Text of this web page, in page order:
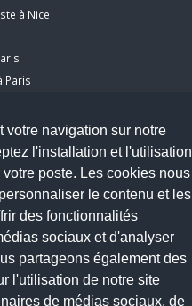
votre navigation sur notre
l'installation et l'utilisation
poste. Les cookies nous
le contenu et les
des fonctionnalités
sociaux et d'analyser
partageons également des
l'utilisation de notre site
de médias sociaux, de
à Nice
Paris
Rights Reserved.